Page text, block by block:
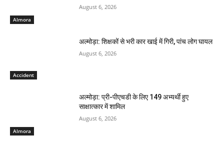
Almora
August 6, 2026
Accident
अल्मोड़ा: शिक्षकों से भरी कार खाई में गिरी, पांच लोग घायल
August 6, 2026
Almora
अल्मोड़ा: प्री-पीएचडी के लिए 149 अभ्यर्थी हुए
साक्षात्कार में शामिल
August 6, 2026